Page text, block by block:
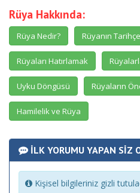
Rüya Hakkında:
Rüya Nedir? Rüyanın
Rüyaları Hatırlamak
Uyku Döngüsü Rüyaların
Hamilelik ve Rüya
İLK YORUMU YAPAN SİZ
Kişisel bilgileriniz gizli